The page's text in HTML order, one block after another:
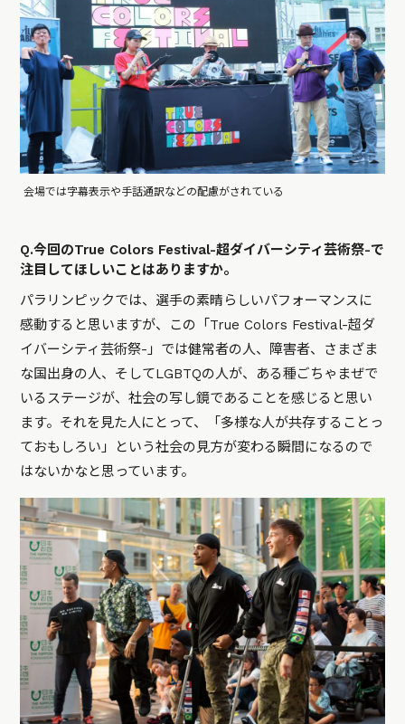
会場では字幕表示や手話通訳などの配慮がされている
Q.今回のTrue Colors Festival-超ダイバーシティ芸術祭-で
注目してほしいことはありますか。
パラリンピックでは、選手の素晴らしいパフォーマンスに
感動すると思いますが、この「True Colors Festival-超ダ
イバーシティ芸術祭-」では健常者の人、障害者、さまざま
な国出身の人、そしてLGBTQの人が、ある種ごちゃまぜで
いるステージが、社会の写し鏡であることを感じると思い
ます。それを見た人にとって、「多様な人が共存することっ
ておもしろい」という社会の見方が変わる瞬間になるので
はないかなと思っています。